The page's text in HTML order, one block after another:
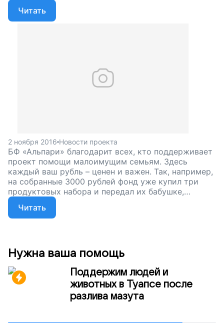
Читать
2 ноября 2016 Новости проекта
БФ «Альпари» благодарит всех, кто поддерживает
проект помощи малоимущим семьям. Здесь
каждый ваш рубль – ценен и важен. Так, например,
на собранные 3000 рублей фонд уже купил три
продуктовых набора и передал их бабушке,
которая в одиночку воспитывает восемь внуков.
Читать
Нужна ваша помощь
Поддержим людей и
животных в Туапсе после
разлива мазута